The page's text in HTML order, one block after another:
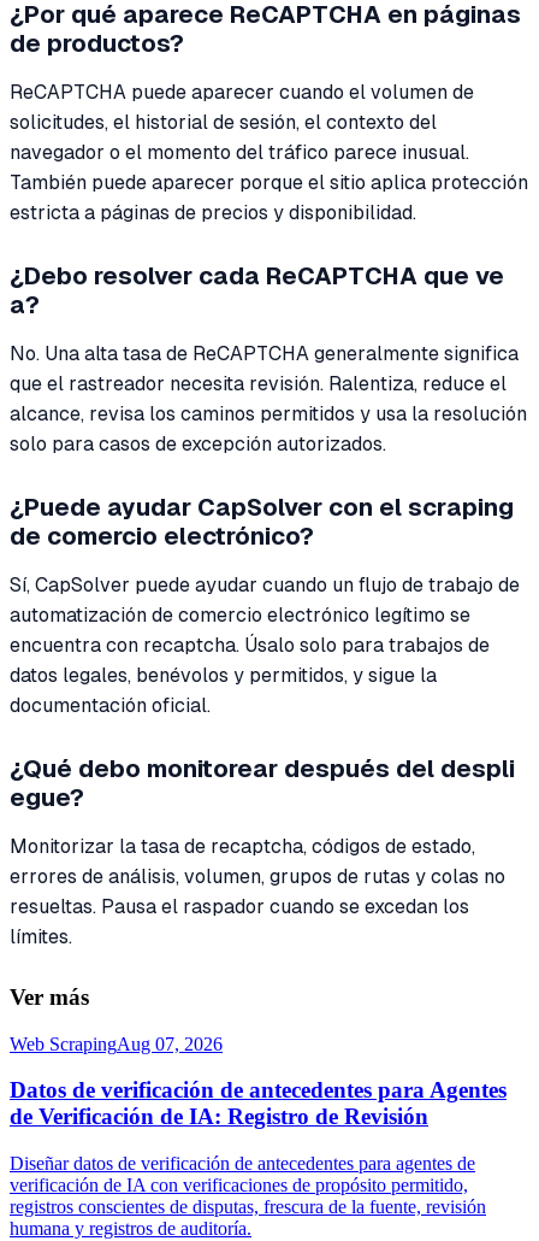
¿Por qué aparece ReCAPTCHA en páginas
de productos?
ReCAPTCHA puede aparecer cuando el volumen de
solicitudes, el historial de sesión, el contexto del
navegador o el momento del tráfico parece inusual.
También puede aparecer porque el sitio aplica protección
estricta a páginas de precios y disponibilidad.
¿Debo resolver cada ReCAPTCHA que ve
a?
No. Una alta tasa de ReCAPTCHA generalmente significa
que el rastreador necesita revisión. Ralentiza, reduce el
alcance, revisa los caminos permitidos y usa la resolución
solo para casos de excepción autorizados.
¿Puede ayudar CapSolver con el scraping
de comercio electrónico?
Sí, CapSolver puede ayudar cuando un flujo de trabajo de
automatización de comercio electrónico legítimo se
encuentra con recaptcha. Úsalo solo para trabajos de
datos legales, benévolos y permitidos, y sigue la
documentación oficial.
¿Qué debo monitorear después del despli
egue?
Monitorizar la tasa de recaptcha, códigos de estado,
errores de análisis, volumen, grupos de rutas y colas no
resueltas. Pausa el raspador cuando se excedan los
límites.
Ver más
Web ScrapingAug 07, 2026
Datos de verificación de antecedentes para Agentes
de Verificación de IA: Registro de Revisión
Diseñar datos de verificación de antecedentes para agentes de
verificación de IA con verificaciones de propósito permitido,
registros conscientes de disputas, frescura de la fuente, revisión
humana y registros de auditoría.